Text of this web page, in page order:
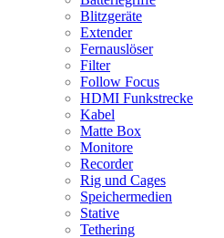
Blitzgeräte
Extender
Fernauslöser
Filter
Follow Focus
HDMI Funkstrecke
Kabel
Matte Box
Monitore
Recorder
Rig und Cages
Speichermedien
Stative
Tethering